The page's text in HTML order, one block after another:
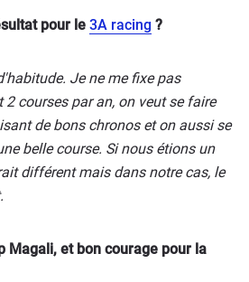
pour le 3A racing ?
Je ne me fixe pas
courses par an, on veut se faire
de bons chronos et on aussi se
belle course. Si nous étions un
différent mais dans notre cas, le
Magali, et bon courage pour la